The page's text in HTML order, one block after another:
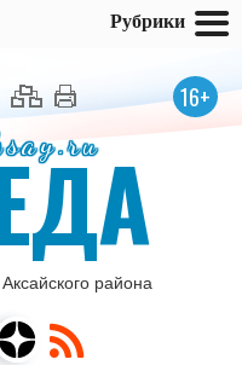
16+
района
Рубрики